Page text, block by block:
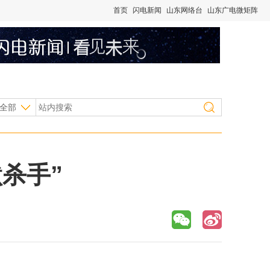
首页 闪电新闻 山东网络台 山东广电微矩阵
部
手”